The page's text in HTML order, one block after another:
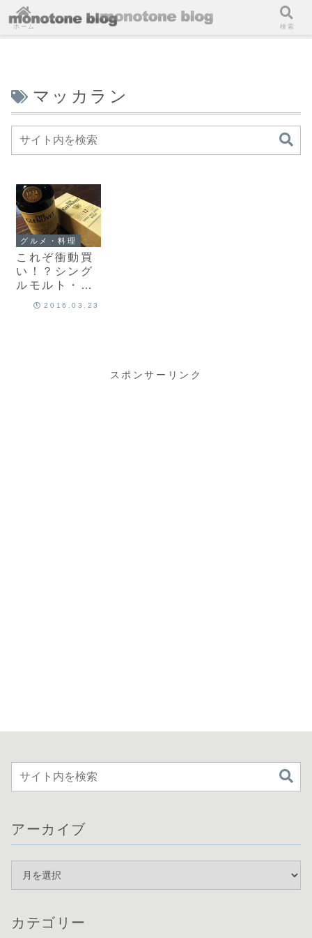
マッカラン
グルメ・料理
これぞ衝動買
い！？シング
ルモルト・ス
2016.03.23
スポンサーリンク
アーカイブ
カテゴリー
ホーム 検索